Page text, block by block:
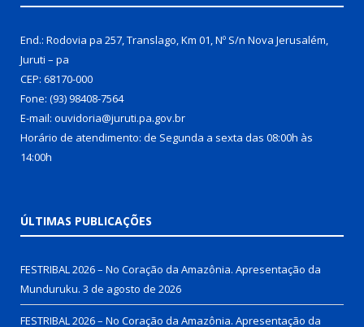
End.: Rodovia pa 257, Translago, Km 01, Nº S/n Nova Jerusalém,
Juruti – pa
CEP: 68170-000
Fone: (93) 98408-7564
E-mail: ouvidoria@juruti.pa.gov.br
Horário de atendimento: de Segunda a sexta das 08:00h às
14:00h
ÚLTIMAS PUBLICAÇÕES
FESTRIBAL 2026 – No Coração da Amazônia. Apresentação da
Munduruku. 3 de agosto de 2026
FESTRIBAL 2026 – No Coração da Amazônia. Apresentação da